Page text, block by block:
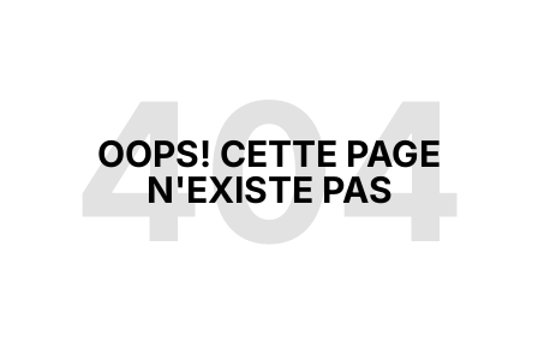
404
OOPS! CETTE PAGE
N'EXISTE PAS